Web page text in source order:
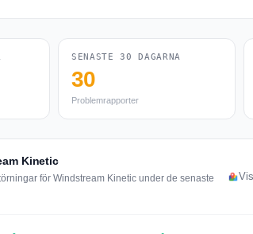
SENASTE 30 DAGARNA
30
Problemrapporter
Kinetic
för Windstream Kinetic under de senaste